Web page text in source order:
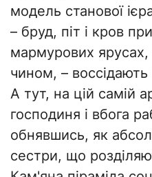
модель станової
– бруд, піт і кров
мармурових ярусах,
чином, – воссідають
А тут, на цій самій
господиня і вбога
обнявшись, як
сестри, що